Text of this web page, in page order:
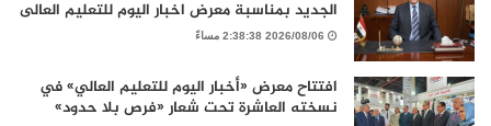
الجديد بمناسبة معرض اخبار اليوم للتعليم العالى
2026/08/06 2:38:38 مساءً
افتتاح معرض «أخبار اليوم للتعليم العالي» في
نسخته العاشرة تحت شعار «فرص بلا حدود»